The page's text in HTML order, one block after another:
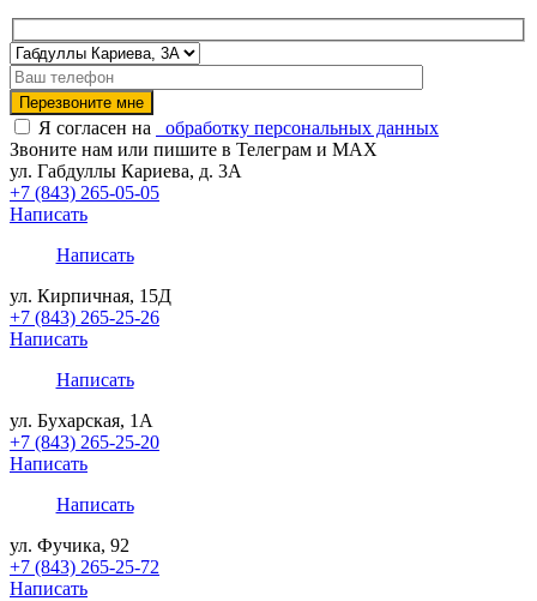
Я согласен на
обработку персональных данных
Звоните нам или пишите в Телеграм и MAX
ул. Габдуллы Кариева, д. 3А
+7 (843) 265-05-05
Написать
Написать
ул. Кирпичная, 15Д
+7 (843) 265-25-26
Написать
Написать
ул. Бухарская, 1А
+7 (843) 265-25-20
Написать
Написать
ул. Фучика, 92
+7 (843) 265-25-72
Написать